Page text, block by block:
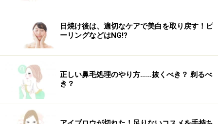
日焼け後は、適切なケアで美白を取り戻す！ピ
ーリングなどはNG!?
正しい鼻毛処理のやり方……抜くべき？ 剃るべ
き？